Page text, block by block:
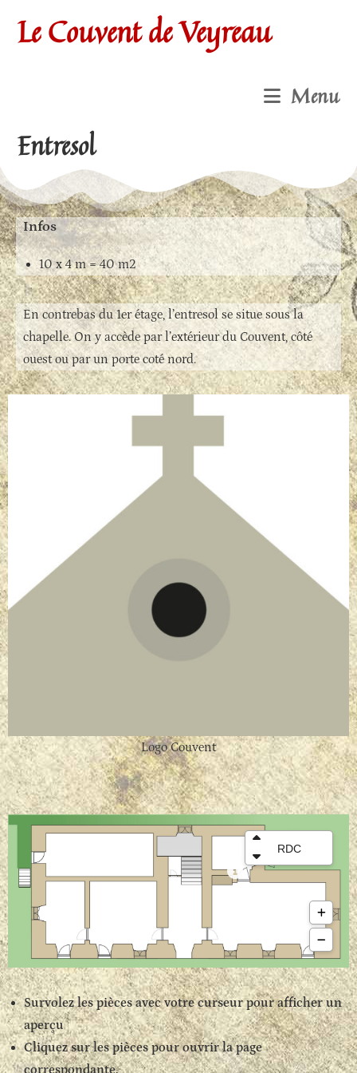
Le Couvent de Veyreau
Menu
Entresol
Infos
10 x 4 m = 40 m2
En contrebas du 1er étage, l’entresol se situe sous la
chapelle. On y accède par l’extérieur du Couvent, côté
ouest ou par un porte coté nord.
Logo Couvent
Survolez les pièces avec votre curseur pour afficher un
aperçu
Cliquez sur les pièces pour ouvrir la page
correspondante.